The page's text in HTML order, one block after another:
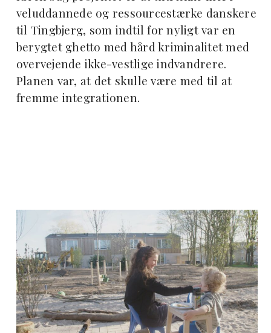
veluddannede og ressourcestærke danskere
til Tingbjerg, som indtil for nyligt var en
berygtet ghetto med hård kriminalitet med
overvejende ikke-vestlige indvandrere.
Planen var, at det skulle være med til at
fremme integrationen.